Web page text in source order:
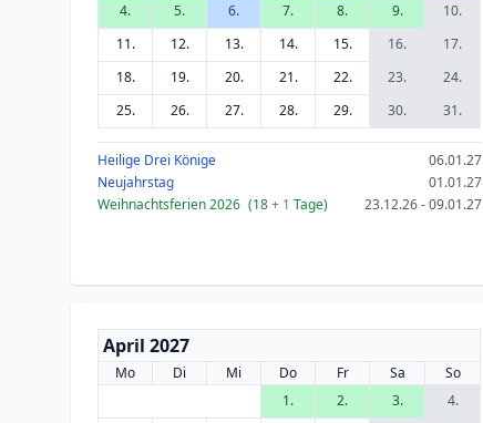
4.
5. 6. 7. 8. 9.
10.
11.
12. 13. 14. 15. 16.
17.
18.
19. 20. 21. 22. 23.
24.
25.
26. 27. 28. 29. 30. 31.
Heilige Drei Könige
06.01.27
Neujahrstag
01.01.27
Weihnachtsferien 2026 (18+ 1 Tage) 23.12.26 - 09.01.27
April 2027
Mo Di Mi Do Fr Sa
So
1.
2. 3.
4.